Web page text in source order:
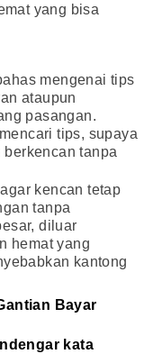
yang bisa
mengenai tips
ataupun
pasangan.
tips, supaya
tanpa
kencan tetap
tanpa
diluar
hemat yang
kantong
Bayar
kata